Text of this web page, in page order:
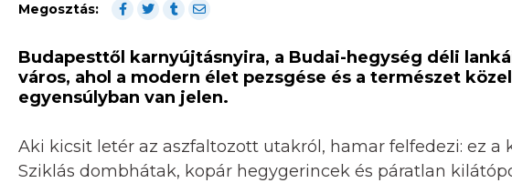
Megosztás:
Budapesttől karnyújtásnyira, a Budai-hegység déli
város, ahol a modern élet pezsgése és a természet
egyensúlyban van jelen.
Aki kicsit letér az aszfaltozott utakról, hamar felfedezi: ez a
Sziklás dombhátak, kopár hegygerincek és páratlan